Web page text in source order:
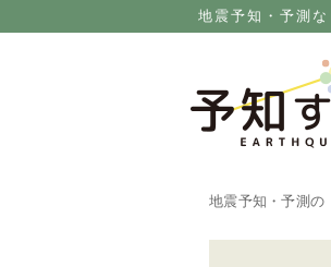
地震予知・予測な
地震予知・予測の